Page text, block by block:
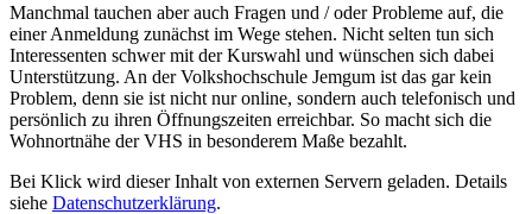
Manchmal tauchen aber auch Fragen und / oder Probleme auf, die
einer Anmeldung zunächst im Wege stehen. Nicht selten tun sich
Interessenten schwer mit der Kurswahl und wünschen sich dabei
Unterstützung. An der Volkshochschule Jemgum ist das gar kein
Problem, denn sie ist nicht nur online, sondern auch telefonisch und
persönlich zu ihren Öffnungszeiten erreichbar. So macht sich die
Wohnortnähe der VHS in besonderem Maße bezahlt.
Bei Klick wird dieser Inhalt von externen Servern geladen. Details
siehe Datenschutzerklärung.